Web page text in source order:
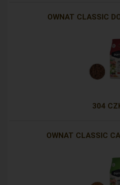
OWNAT CLASSIC
304
OWNAT CLASSIC